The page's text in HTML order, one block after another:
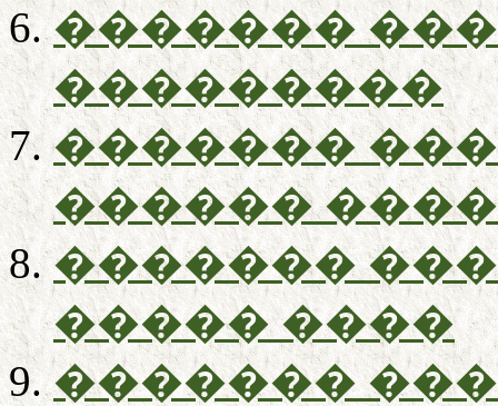
�������
���������
�������
������
�������
����� ����
�������